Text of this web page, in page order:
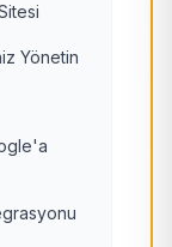
Yönetin